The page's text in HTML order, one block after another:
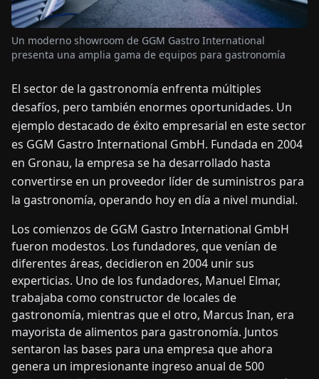
EN DEFRESITNLPLHU
Un moderno showroom de GGM Gastro International
presenta una amplia gama de equipos para gastronomía
El sector de la gastronomía enfrenta múltiples
desafíos, pero también enormes oportunidades. Un
ejemplo destacado de éxito empresarial en este sector
es GGM Gastro International GmbH. Fundada en 2004
en Gronau, la empresa se ha desarrollado hasta
convertirse en un proveedor líder de suministros para
la gastronomía, operando hoy en día a nivel mundial.
Los comienzos de GGM Gastro International GmbH
fueron modestos. Los fundadores, que venían de
diferentes áreas, decidieron en 2004 unir sus
experticias. Uno de los fundadores, Manuel Elmar,
trabajaba como constructor de locales de
gastronomía, mientras que el otro, Marcus Inan, era
mayorista de alimentos para gastronomía. Juntos
sentaron las bases para una empresa que ahora
genera un impresionante ingreso anual de 500